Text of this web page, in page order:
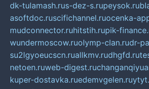
dk-tulamash.rus-dez-s.rupeysok.ru
asoftdoc.ruscifichannel.ruocenka-
mudconnector.ruhitstih.rupik-
wundermoscow.ruolymp-clan.rudr-
su2lgyoeucscn.ruallkmv.rudhgfd.ru
netoen.ruweb-digest.ru
kuper-dostavka.ruedemvgelen.ru